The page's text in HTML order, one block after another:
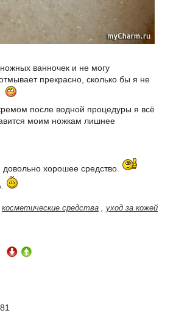
ванночек и не могу
прекрасно, сколько бы я не
после водной процедуры я всё
моим ножкам лишнее
хорошее средство.
косметические средства
уход за кожей